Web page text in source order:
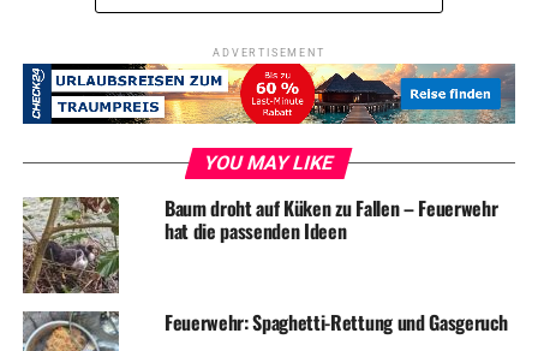
ADVERTISEMENT
YOU MAY LIKE
Baum droht auf Küken zu Fallen – Feuerwehr
hat die passenden Ideen
Feuerwehr: Spaghetti-Rettung und Gasgeruch